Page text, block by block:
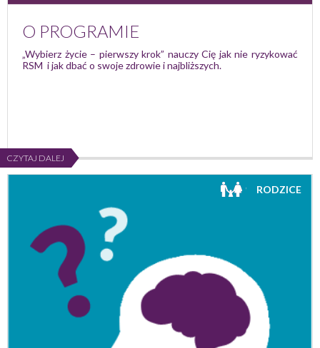
O PROGRAMIE
„Wybierz życie – pierwszy krok” nauczy Cię jak nie ryzykować
RSM i jak dbać o swoje zdrowie i najbliższych.
CZYTAJ DALEJ
RODZICE